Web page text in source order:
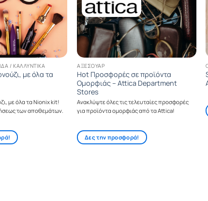
/ ΚΑΛΛΥΝΤΙΚΆ
με όλα τα
με όλα τα Nionix kit!
των αποθεμάτων.
ΑΞΕΣΟΥΆΡ
Hot Προσφορές σε προϊόντα
Ομορφιάς – Attica Department
Stores
Ανακλύψτε όλες τις τελευταίες προσφορές
για προϊόντα ομορφιάς από τα Attica!
Δες την προσφορά!